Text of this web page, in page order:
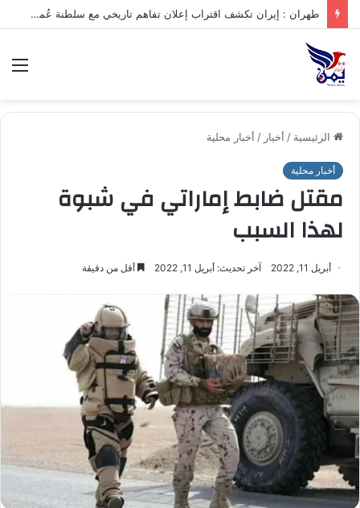
طهران : إيران تكشف اقتراب إعلان تفاهم تاريخي مع سلطنة عُمان بشأن تنظيم الملاحة في مضيق هرمز
الرئيسية / أخبار / أخبار محلية
أخبار محلية
مقتل ضابط إماراتي في شبوة
لهذا السبب
أبريل 11, 2022 آخر تحديث: أبريل 11, 2022 أقل من دقيقة